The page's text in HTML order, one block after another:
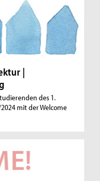
|
des 1.
mit der Welcome